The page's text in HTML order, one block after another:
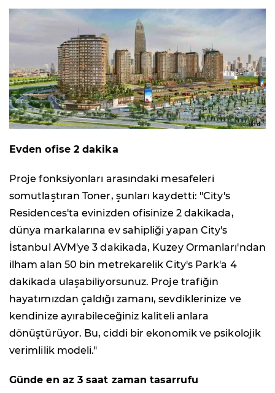
Evden ofise 2 dakika
Proje fonksiyonları arasındaki mesafeleri
somutlaştıran Toner, şunları kaydetti: "City's
Residences'ta evinizden ofisinize 2 dakikada,
dünya markalarına ev sahipliği yapan City's
İstanbul AVM'ye 3 dakikada, Kuzey Ormanları'ndan
ilham alan 50 bin metrekarelik City's Park'a 4
dakikada ulaşabiliyorsunuz. Proje trafiğin
hayatımızdan çaldığı zamanı, sevdiklerinize ve
kendinize ayırabileceğiniz kaliteli anlara
dönüştürüyor. Bu, ciddi bir ekonomik ve psikolojik
verimlilik modeli."
Günde en az 3 saat zaman tasarrufu